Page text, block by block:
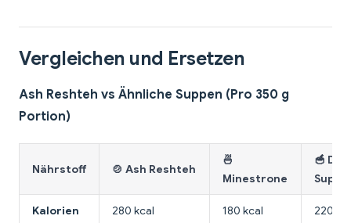
Vergleichen und Ersetzen
Ash Reshteh vs Ähnliche Suppen (Pro 350 g
Portion)
Nährstoff 🍲 Ash Reshteh
🍜
Minestrone
🥣 Dal
Suppe
Kalorien 280 kcal 180 kcal 220